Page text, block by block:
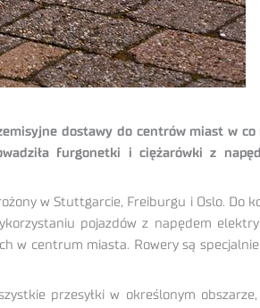
dostawy do centrów miast w
furgonetki i ciężarówki z
w Stuttgarcie, Freiburgu i Oslo.
pojazdów z napędem
w centrum miasta. Rowery są
przesyłki w określonym